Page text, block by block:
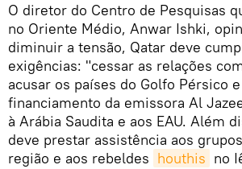
O diretor do Centro de Pesquisas
no Oriente Médio, Anwar Ishki,
diminuir a tensão, Qatar deve
exigências: "cessar as relações
acusar os países do Golfo Pérsico
financiamento da emissora Al
à Arábia Saudita e aos EAU. Além
deve prestar assistência aos
região e aos rebeldes houthis no